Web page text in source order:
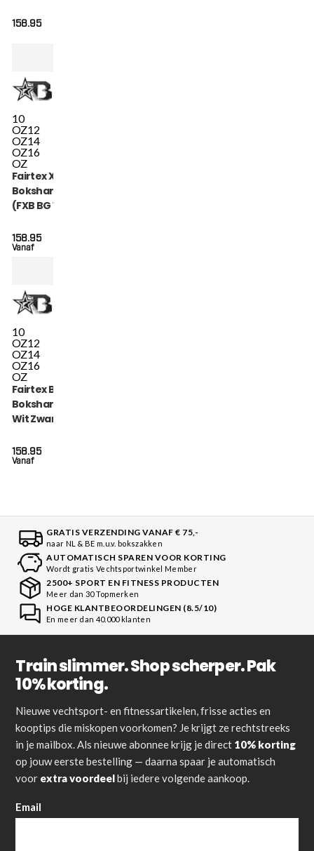
158.95
10
OZ12
OZ14
OZ16
OZ
Fairtex X Booster
Bokshandschoenen
(FXB BG V2 RD BK
Vanaf
158.95
10
OZ12
OZ14
OZ16
OZ
Fairtex Booster
Bokshandschoenen
Wit Zwart Goud
GOLD)
Vanaf
158.95
GRATIS VERZENDING VANAF € 75,-
naar NL & BE m.u.v. bokszakken
AUTOMATISCH SPAREN VOOR KORTING
Wordt gratis Vechtsportwinkel Member
2500+ SPORT EN FITNESS PRODUCTEN
Meer dan 30 Topmerken
HOGE KLANTBEOORDELINGEN (8.5/10)
En meer dan 40.000 klanten
Train slimmer. Shop scherper. Pak
10% korting.
Nieuwe vechtsport- en fitnessartikelen, frisse acties en
kooptips die miskopen voorkomen? Je krijgt ze rechtstreeks
in je mailbox. Als nieuwe abonnee krijg je direct 10% korting
op jouw eerste bestelling — daarna spaar je automatisch
voor extra voordeelbij iedere volgende aankoop.
Email